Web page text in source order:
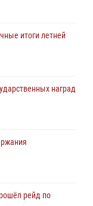
на южном
итоги летней
наград
рейд по